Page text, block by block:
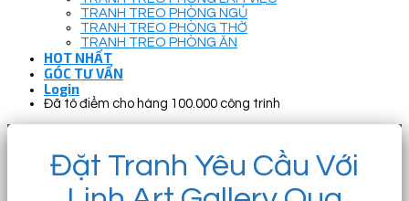
TRANH TREO PHÒNG NGỦ
TRANH TREO PHÒNG THỜ
TRANH TREO PHÒNG ĂN
HOT NHẤT
GÓC TƯ VẤN
Login
Đã tô điểm cho hàng 100.000 công trình
Đặt Tranh Yêu Cầu Với